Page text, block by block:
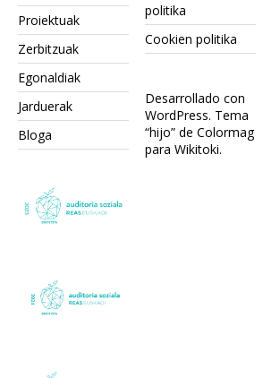
Proiektuak
Zerbitzuak
Egonaldiak
Jarduerak
Bloga
politika
Cookien politika
Desarrollado con
WordPress. Tema
“hijo” de Colormag
para Wikitoki.